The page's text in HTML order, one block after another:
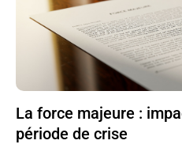
La force majeure :
période de crise